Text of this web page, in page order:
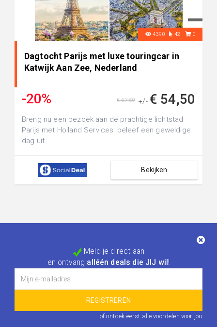
4390 42 0
Dagtocht Parijs met luxe touringcar in
Katwijk Aan Zee, Nederland
-20% +/- € 54,50
€ 67,50
Breng nu een bezoek aan de prachtige lichtstad
Parijs met Holland Services: beleef een geweldige
dag uit
Bekijken
Meld je direct aan
en ontvang alléén deals die JIJ wil !
...of ontdek eerst alle voordelen voor jou.